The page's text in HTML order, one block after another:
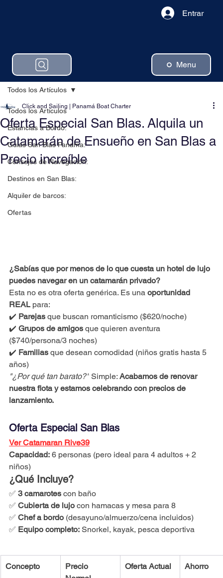
Menu
Entrar
Todos los Artículos
Estancias a Bordo:
Guias San Blas Panama:
Consejos de Navegación:
Destinos en San Blas:
Alquiler de barcos:
Ofertas
Todos los Artículos
Oferta Especial San Blas. Alquila un
Catamarán de Ensueño en San Blas a
Precio increíble
Click and Sailing | Panamá Boat Charter
¿Sabías que por menos de lo que cuesta un hotel de lujo
puedes navegar en un catamarán privado?
Esta no es otra oferta genérica. Es una oportunidad
REAL para:
✔️ Parejas que buscan romanticismo ($620/noche)
✔️ Grupos de amigos que quieren aventura
($740/persona/3 noches)
✔️ Familias que desean comodidad (niños gratis hasta 5
años)
"¿Por qué tan barato?" Simple: Acabamos de renovar
nuestra flota y estamos celebrando con precios de
lanzamiento.
Oferta Especial San Blas
Ver Catamaran Rive39
Capacidad: 6 personas (pero ideal para 4 adultos + 2
niños)
¿Qué Incluye?
✅ 3 camarotes con baño
✅ Cubierta de lujo con hamacas y mesa para 8
✅ Chef a bordo (desayuno/almuerzo/cena incluidos)
✅ Equipo completo: Snorkel, kayak, pesca deportiva
Concepto
Precio
Oferta Actual Ahorro